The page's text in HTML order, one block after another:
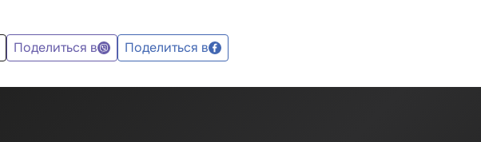
Поделиться в Поделиться в